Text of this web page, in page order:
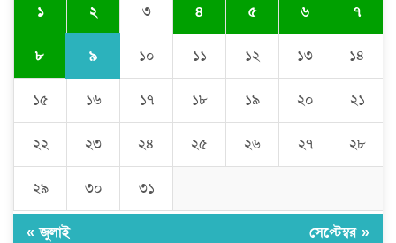
চৌদ্দগ্রামে পুলিশের প্রতি জনগণের আস্থা
ফেরাতে বিশেষ ভূমিকা রাখছেন ওসি আরিফ
হোসাইন
লালমনিরহাট দলিল লেখক সমিতির ত্রি-বার্ষিক
শিক্ষার্থীকে সত্যিকারের মানুষ হিসেবে গড়ে
তুলতে হবে -জবি ভিসি ড. রইছ উদদীন
১ ২ ৩ ৪ ৫ ৬ ৭
৮ ৯ ১০ ১১ ১২ ১৩ ১৪
১৫ ১৬ ১৭ ১৮ ১৯ ২০ ২১
২২ ২৩ ২৪ ২৫ ২৬ ২৭ ২৮
২৯ ৩০ ৩১
« জুলাই সেপ্টেম্বর »